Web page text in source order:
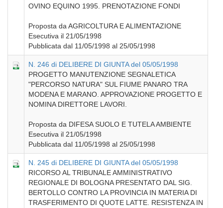
OVINO EQUINO 1995. PRENOTAZIONE FONDI
Proposta da AGRICOLTURA E ALIMENTAZIONE
Esecutiva il 21/05/1998
Pubblicata dal 11/05/1998 al 25/05/1998
N. 246 di DELIBERE DI GIUNTA del 05/05/1998
PROGETTO MANUTENZIONE SEGNALETICA
"PERCORSO NATURA" SUL FIUME PANARO TRA
MODENA E MARANO. APPROVAZIONE PROGETTO E
NOMINA DIRETTORE LAVORI.
Proposta da DIFESA SUOLO E TUTELA AMBIENTE
Esecutiva il 21/05/1998
Pubblicata dal 11/05/1998 al 25/05/1998
N. 245 di DELIBERE DI GIUNTA del 05/05/1998
RICORSO AL TRIBUNALE AMMINISTRATIVO
REGIONALE DI BOLOGNA PRESENTATO DAL SIG.
BERTOLLO CONTRO LA PROVINCIA IN MATERIA DI
TRASFERIMENTO DI QUOTE LATTE. RESISTENZA IN